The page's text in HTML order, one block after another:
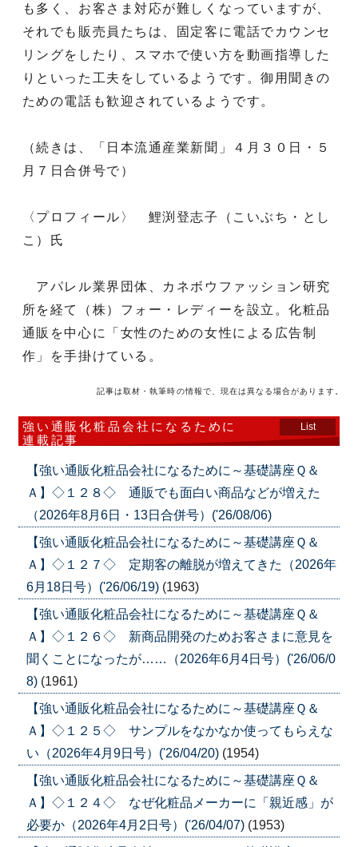
も多く、お客さま対応が難しくなっていますが、
それでも販売員たちは、固定客に電話でカウンセ
リングをしたり、スマホで使い方を動画指導した
りといった工夫をしているようです。御用聞きの
ための電話も歓迎されているようです。
（続きは、「日本流通産業新聞」４月３０日・５
月７日合併号で）
〈プロフィール〉 鯉渕登志子（こいぶち・とし
こ）氏
アパレル業界団体、カネボウファッション研究
所を経て（株）フォー・レディーを設立。化粧品
通販を中心に「女性のための女性による広告制
作」を手掛けている。
記事は取材・執筆時の情報で、現在は異なる場合があります。
強い通販化粧品会社になるために
連載記事
List
【強い通販化粧品会社になるために～基礎講座Ｑ＆
Ａ】◇１２８◇ 通販でも面白い商品などが増えた
（2026年8月6日・13日合併号）('26/08/06)
【強い通販化粧品会社になるために～基礎講座Ｑ＆
Ａ】◇１２７◇ 定期客の離脱が増えてきた（2026年
6月18日号）('26/06/19) (1963)
【強い通販化粧品会社になるために～基礎講座Ｑ＆
Ａ】◇１２６◇ 新商品開発のためお客さまに意見を
聞くことになったが……（2026年6月4日号）('26/06/0
8) (1961)
【強い通販化粧品会社になるために～基礎講座Ｑ＆
Ａ】◇１２５◇ サンプルをなかなか使ってもらえな
い（2026年4月9日号）('26/04/20) (1954)
【強い通販化粧品会社になるために～基礎講座Ｑ＆
Ａ】◇１２４◇ なぜ化粧品メーカーに「親近感」が
必要か（2026年4月2日号）('26/04/07) (1953)